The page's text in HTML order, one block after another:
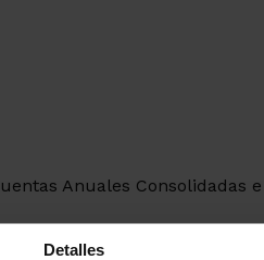
Detalles
Anuales Consolidadas